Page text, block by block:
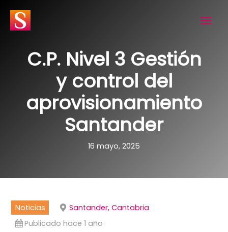
contenido
C.P. Nivel 3 Gestión
y control del
aprovisionamiento
Santander
16 mayo, 2025
Noticias
Santander, Cantabria
Publicado hace 1 año